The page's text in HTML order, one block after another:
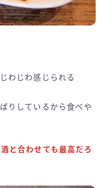
わじわ感じられる
りしているから食べや
と合わせても最高だろ